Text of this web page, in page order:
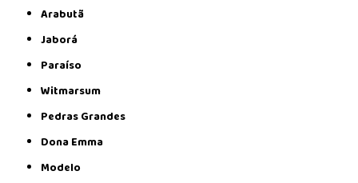
Arabutã
Jaborá
Paraíso
Witmarsum
Pedras Grandes
Dona Emma
Modelo